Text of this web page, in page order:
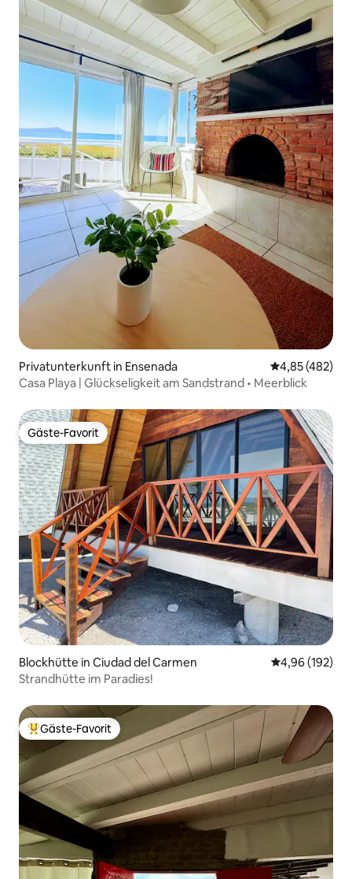
Privatunterkunft in Ensenada
4,85 (482)
Casa Playa | Glückseligkeit am Sandstrand • Meerblick
Gäste-Favorit
Gäste-Favorit
Blockhütte in Ciudad del Carmen
4,96 (192)
Strandhütte im Paradies!
Beliebter Gäste-Favorit.
Gäste-Favorit